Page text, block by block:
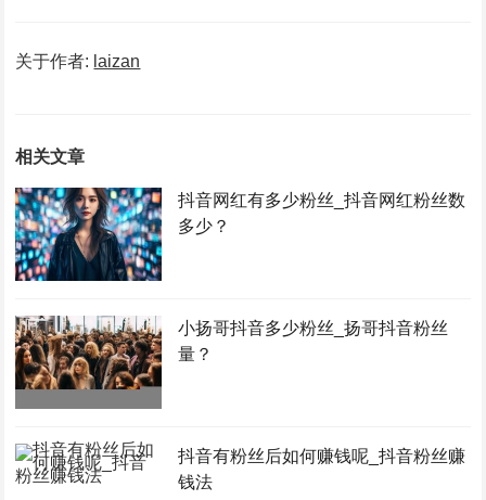
关于作者: laizan
相关文章
抖音网红有多少粉丝_抖音网红粉丝数
多少？
小扬哥抖音多少粉丝_扬哥抖音粉丝
量？
抖音有粉丝后如何赚钱呢_抖音粉丝赚
钱法